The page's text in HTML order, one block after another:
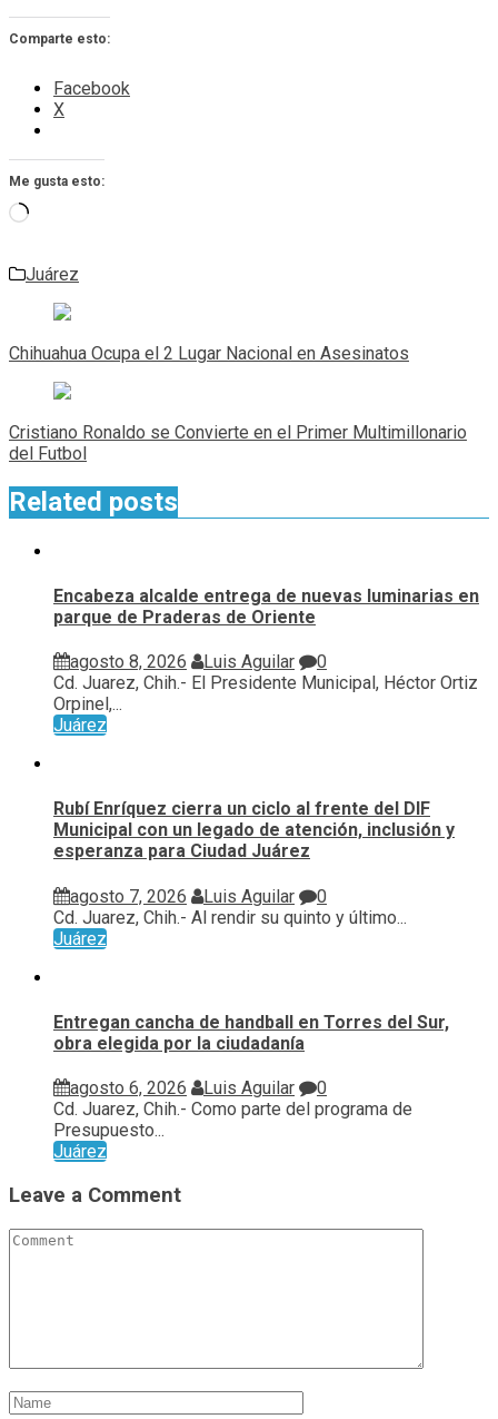
Comparte esto:
Facebook
X
Me gusta esto:
Cargando...
Juárez
Navegación
de
entradas
Chihuahua Ocupa el 2 Lugar Nacional en Asesinatos
Cristiano Ronaldo se Convierte en el Primer Multimillonario
del Futbol
Related posts
Encabeza alcalde entrega de nuevas luminarias en
parque de Praderas de Oriente
agosto 8, 2026 Luis Aguilar
0
Cd. Juarez, Chih.- El Presidente Municipal, Héctor Ortiz
Orpinel,...
Juárez
Rubí Enríquez cierra un ciclo al frente del DIF
Municipal con un legado de atención, inclusión y
esperanza para Ciudad Juárez
agosto 7, 2026 Luis Aguilar
0
Cd. Juarez, Chih.- Al rendir su quinto y último...
Juárez
Entregan cancha de handball en Torres del Sur,
obra elegida por la ciudadanía
agosto 6, 2026 Luis Aguilar
0
Cd. Juarez, Chih.- Como parte del programa de
Presupuesto...
Juárez
Leave a Comment